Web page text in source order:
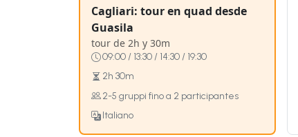
Cagliari: tour en quad desde
Guasila
tour de 2h y 30m
09:00 / 13:30 / 14:30 / 19:30
2h 30m
2-5 gruppi fino a 2 participantes
Italiano